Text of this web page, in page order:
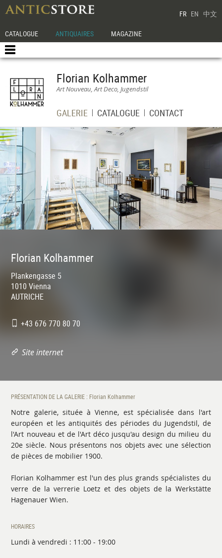
FR EN 中文
CATALOGUE ANTIQUAIRES MAGAZINE
Florian Kolhammer
Art Nouveau, Art Deco, Jugendstil
GALERIE CATALOGUE CONTACT
Florian Kolhammer
Plankengasse 5
1010 Vienna
AUTRICHE
+43 676 770 80 70
Site internet
PRÉSENTATION DE LA GALERIE : Florian Kolhammer
Notre galerie, située à Vienne, est spécialisée dans l'art
européen et les antiquités des périodes du Jugendstil, de
l'Art nouveau et de l'Art déco jusqu'au design du milieu du
20e siècle. Nous présentons nos objets avec une sélection
de pièces de mobilier 1900.
Florian Kolhammer est l'un des plus grands spécialistes du
verre de la verrerie Loetz et des objets de la Werkstätte
Hagenauer Wien.
HORAIRES
Lundi à vendredi : 11:00 - 19:00